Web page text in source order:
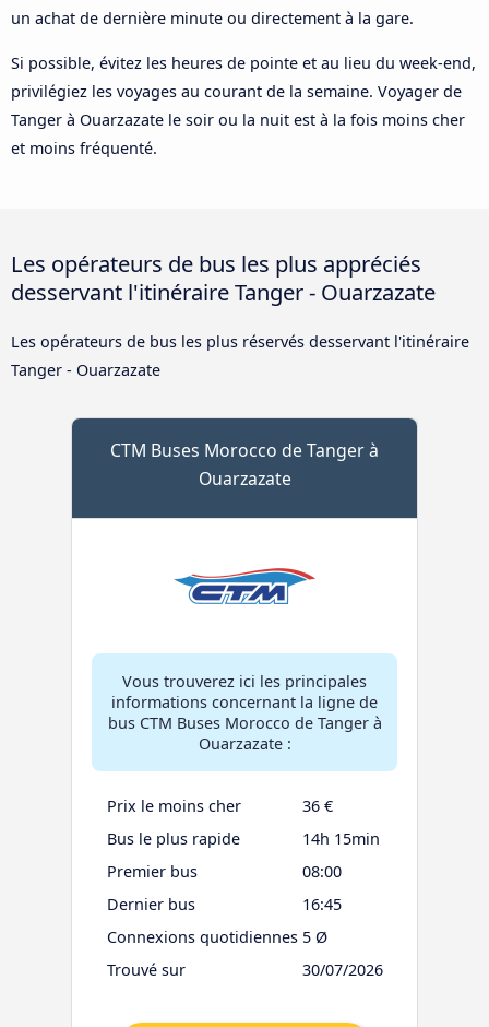
un achat de dernière minute ou directement à la gare.
Si possible, évitez les heures de pointe et au lieu du week-end,
privilégiez les voyages au courant de la semaine. Voyager de
Tanger à Ouarzazate le soir ou la nuit est à la fois moins cher
et moins fréquenté.
Les opérateurs de bus les plus appréciés
desservant l'itinéraire Tanger - Ouarzazate
Les opérateurs de bus les plus réservés desservant l'itinéraire
Tanger - Ouarzazate
CTM Buses Morocco de Tanger à
Ouarzazate
Vous trouverez ici les principales
informations concernant la ligne de
bus CTM Buses Morocco de Tanger à
Ouarzazate :
Prix le moins cher
36 €
Bus le plus rapide
14h 15min
Premier bus
08:00
Dernier bus
16:45
Connexions quotidiennes 5 Ø
Trouvé sur
30/07/2026